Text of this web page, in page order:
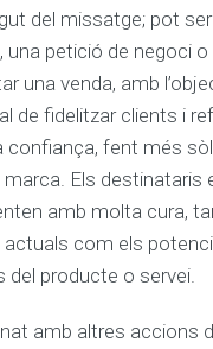
del missatge; pot
una petició de negoci o
una venda, amb
de fidelitzar clients i
confiança, fent més
Els destinataris
amb molta cura,
actuals com els
del producte o servei.
amb altres accions